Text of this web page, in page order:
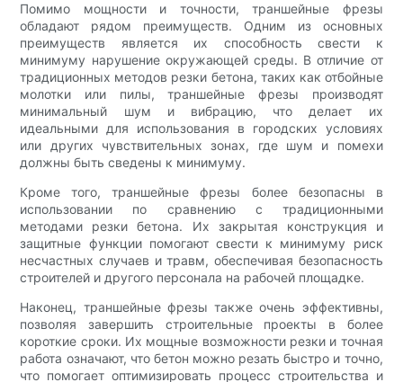
Помимо мощности и точности, траншейные фрезы
обладают рядом преимуществ. Одним из основных
преимуществ является их способность свести к
минимуму нарушение окружающей среды. В отличие от
традиционных методов резки бетона, таких как отбойные
молотки или пилы, траншейные фрезы производят
минимальный шум и вибрацию, что делает их
идеальными для использования в городских условиях
или других чувствительных зонах, где шум и помехи
должны быть сведены к минимуму.
Кроме того, траншейные фрезы более безопасны в
использовании по сравнению с традиционными
методами резки бетона. Их закрытая конструкция и
защитные функции помогают свести к минимуму риск
несчастных случаев и травм, обеспечивая безопасность
строителей и другого персонала на рабочей площадке.
Наконец, траншейные фрезы также очень эффективны,
позволяя завершить строительные проекты в более
короткие сроки. Их мощные возможности резки и точная
работа означают, что бетон можно резать быстро и точно,
что помогает оптимизировать процесс строительства и